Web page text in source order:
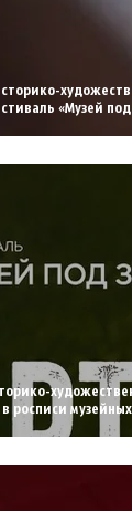
«Музей
росписи